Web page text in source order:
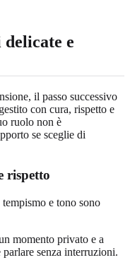
e
il passo successivo
con cura, rispetto e
ruolo non è
se sceglie di
rispetto
e tono sono
momento privato e a
parlare senza interruzioni.